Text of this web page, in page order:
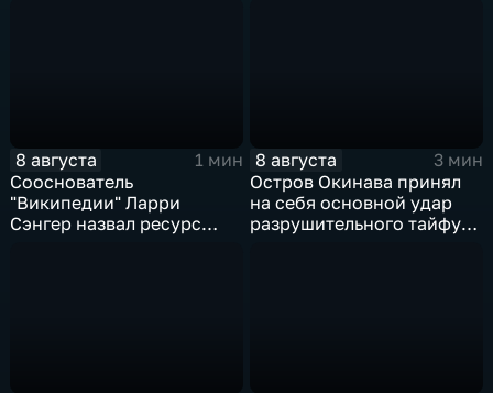
8 августа
1 мин
Сооснователь
"Википедии" Ларри
Сэнгер назвал ресурс
8 августа
3 мин
Остров Окинава принял
на себя основной удар
разрушительного тайфуна